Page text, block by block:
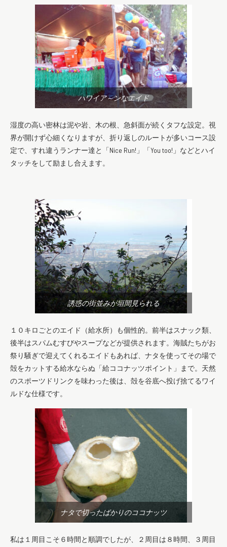
ハワイア～ンなエイド
湿度の高い密林は泥や岩、木の根、急斜面が続くタフな設定。視
界が開けず心細くなりますが、折り返しのルートが多いコース設
定で、すれ違うランナー達と「Nice Run!」「You too!」などとハイ
タッチをして励まし合えます。
誘惑の街並みが垣間見られる
１０キロごとのエイド（給水所）も個性的。前半はスナック類、
後半はスパムむすびやスープなどが提供されます。海賊たちがお
祭り騒ぎで迎えてくれるエイドもあれば、ナタを使ってその場で
殻をカットする給水ならぬ「給ココナッツポイント」まで。天然
のスポーツドリンクを味わった後は、殻を谷底へ投げ捨てるワイ
ルドな仕様です。
ナタで切ったばかりのココナッツ
私は１周目こそ６時間と順調でしたが、２周目は８時間、３周目